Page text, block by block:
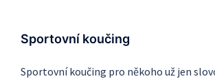
Sportovní koučing
Sportovní koučing pro někoho už jen